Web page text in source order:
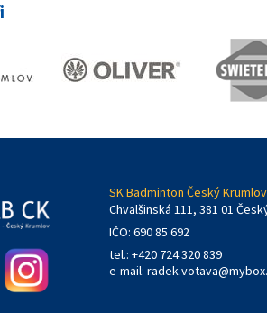
SK Badminton Český
Chvalšinská 111, 381 01
IČO: 690 85 692
tel.: +420 724 320 839
e-mail: